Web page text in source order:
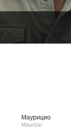
Маурицио
Maurizio